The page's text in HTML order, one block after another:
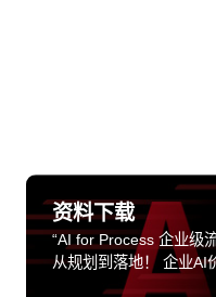
资料下载
“AI for Process 企业级
从规划到落地！ 企业AI